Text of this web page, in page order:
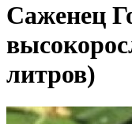
Саженец
литров)